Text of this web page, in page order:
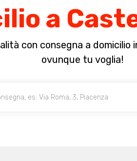
a
con consegna a domicilio
ovunque tu voglia!